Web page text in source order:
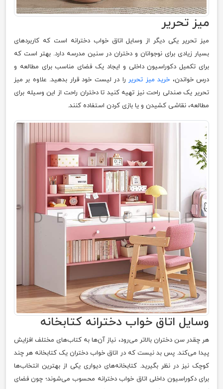
میز تحریر
میز تحریر یکی دیگر از وسایل اتاق خواب دخترانه است که کاربردهای
بسیار زیادی برای نوجوانان و دختران در سنین مدرسه دارد. بهتر است که
برای تکمیل دکوراسیون داخلی و ایجاد یک فضای مناسب برای مطالعه و
درس خواندن، خرید میز تحریر را در لیست خود قرار بدهید. علاوه بر میز
تحریر یک صندلی راحت نیز تهیه کنید تا دختران راحت از این وسیله برای
مطالعه، نقاشی کشیدن و یا بازی کردن استفاده کنند.
وسایل اتاق خواب دخترانه کتابخانه
هر چقدر سن دختران بالاتر می‌رود، نیاز آن‌ها به کتاب‌های مختلف افزایش
پیدا می‌کند. پس بد نیست که در اتاق خواب دختران یک کتابخانه هر چند
کوچک نیز در نظر بگیرید. کتابخانه‌های دیواری یکی از بهترین انتخاب‌ها
برای دکوراسیون داخلی اتاق خواب دخترانه محسوب می‌شوند؛ چون فضای